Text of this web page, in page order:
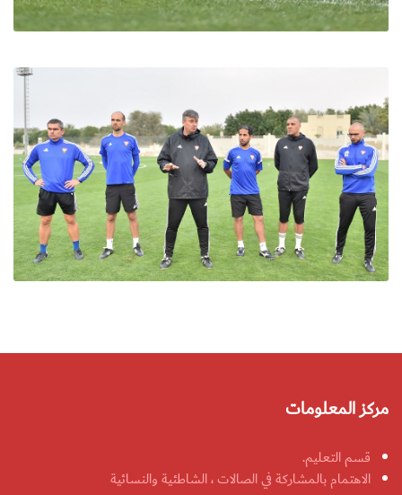
مركز المعلومات
قسم التعليم.
الاهتمام بالمشاركة في الصالات ، الشاطئية والنسائية